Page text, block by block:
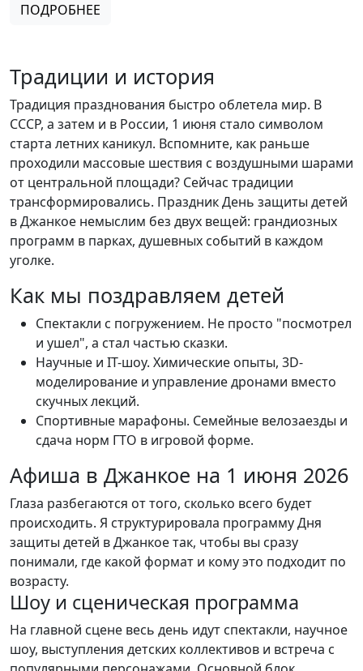
ПОДРОБНЕЕ
Традиции и история
Традиция празднования быстро облетела мир. В
СССР, а затем и в России, 1 июня стало символом
старта летних каникул. Вспомните, как раньше
проходили массовые шествия с воздушными шарами
от центральной площади? Сейчас традиции
трансформировались. Праздник День защиты детей
в Джанкое немыслим без двух вещей: грандиозных
программ в парках, душевных событий в каждом
уголке.
Как мы поздравляем детей
Спектакли с погружением. Не просто "посмотрел
и ушел", а стал частью сказки.
Научные и IT-шоу. Химические опыты, 3D-
моделирование и управление дронами вместо
скучных лекций.
Спортивные марафоны. Семейные велозаезды и
сдача норм ГТО в игровой форме.
Афиша в Джанкое на 1 июня 2026
Глаза разбегаются от того, сколько всего будет
происходить. Я структурировала программу Дня
защиты детей в Джанкое так, чтобы вы сразу
понимали, где какой формат и кому это подходит по
возрасту.
Шоу и сценическая программа
На главной сцене весь день идут спектакли, научное
шоу, выступления детских коллективов и встреча с